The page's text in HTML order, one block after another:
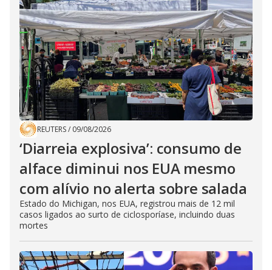
REUTERS/ 09/08/2026
‘Diarreia explosiva’: consumo de
alface diminui nos EUA mesmo
com alívio no alerta sobre salada
Estado do Michigan, nos EUA, registrou mais de 12 mil
casos ligados ao surto de ciclosporíase, incluindo duas
mortes